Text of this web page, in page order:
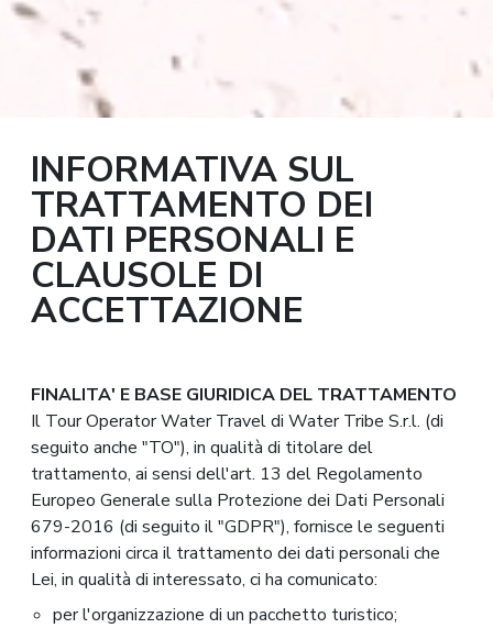
INFORMATIVA SUL
TRATTAMENTO DEI
DATI PERSONALI E
CLAUSOLE DI
ACCETTAZIONE
FINALITA' E BASE GIURIDICA DEL TRATTAMENTO
Il Tour Operator Water Travel di Water Tribe S.r.l. (di
seguito anche "TO"), in qualità di titolare del
trattamento, ai sensi dell'art. 13 del Regolamento
Europeo Generale sulla Protezione dei Dati Personali
679-2016 (di seguito il "GDPR"), fornisce le seguenti
informazioni circa il trattamento dei dati personali che
Lei, in qualità di interessato, ci ha comunicato:
per l'organizzazione di un pacchetto turistico;